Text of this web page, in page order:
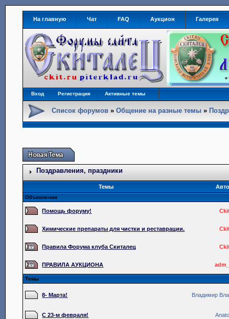
На главную Чат FAQ Аукцион Галерея
Вход Регистрация Активные темы
Список форумов »Общение на разные темы »
Поздравления, праздники
Темы
Объявления
Помощь форуму!
Химические препараты для чистки и реставрации.
Правила Форума клуба Скиталец
ПРАВИЛА АУКЦИОНА
Темы
8- Марта! Владимир
С 23-м февраля!